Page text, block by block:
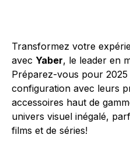
Transformez votre
avec Yaber, le leader en
Préparez-vous pour
configuration avec leurs
accessoires haut de
univers visuel inégalé,
films et de séries!